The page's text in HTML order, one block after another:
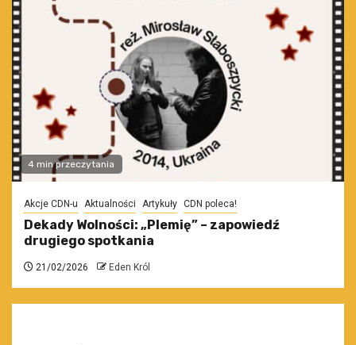
4 min przeczytania
Akcje CDN-u Aktualności Artykuły CDN poleca!
Dekady Wolności: „Plemię” – zapowiedź
drugiego spotkania
21/02/2026 Eden Król